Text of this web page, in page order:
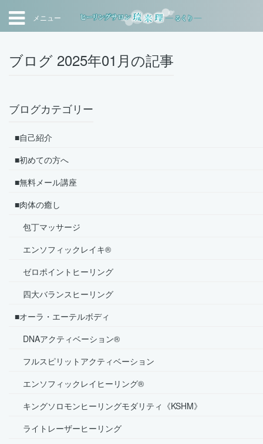
メニュー
ブログ 2025年01月の記事
ブログカテゴリー
■自己紹介
■初めての方へ
■無料メール講座
■肉体の癒し
包丁マッサージ
エンソフィックレイキ®
ゼロポイントヒーリング
四大バランスヒーリング
■オーラ・エーテルボディ
DNAアクティベーション®
フルスピリットアクティベーション
エンソフィックレイヒーリング®
キングソロモンヒーリングモダリティ《KSHM》
ライトレーザーヒーリング